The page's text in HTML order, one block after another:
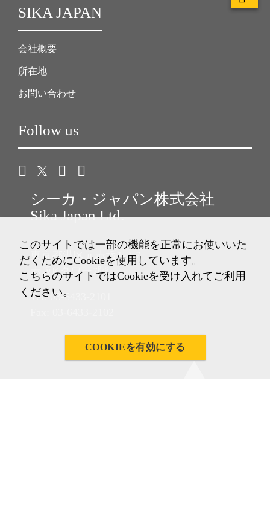
SIKA JAPAN
会社概要
所在地
お問い合わせ
Follow us
シーカ・ジャパン株式会社
Sika Japan Ltd.
東京都港区元赤坂1-2-7
赤坂Kタワー7階
Tel: 03-6433-2101
このサイトでは一部の機能を正常にお使いいた
だくためにCookieを使用しています。
こちらのサイトではCookieを受け入れてご利用
ください。
COOKIEを有効にする